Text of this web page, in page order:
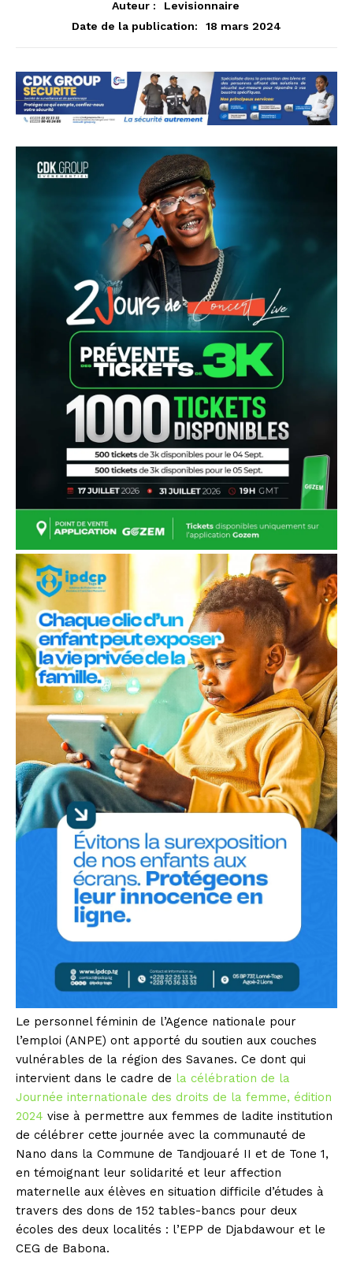
Auteur :
Levisionnaire
Date de la publication:
18 mars 2024
Le personnel féminin de l’Agence nationale pour
l’emploi (ANPE) ont apporté du soutien aux couches
vulnérables de la région des Savanes. Ce dont qui
intervient dans le cadre de la célébration de la
Journée internationale des droits de la femme, édition
2024 vise à permettre aux femmes de ladite institution
de célébrer cette journée avec la communauté de
Nano dans la Commune de Tandjouaré II et de Tone 1,
en témoignant leur solidarité et leur affection
maternelle aux élèves en situation difficile d’études à
travers des dons de 152 tables-bancs pour deux
écoles des deux localités : l’EPP de Djabdawour et le
CEG de Babona.